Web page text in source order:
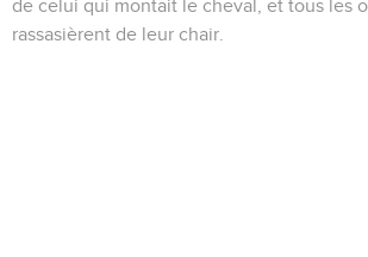
de celui qui montait le cheval, et tous les
rassasièrent de leur chair.